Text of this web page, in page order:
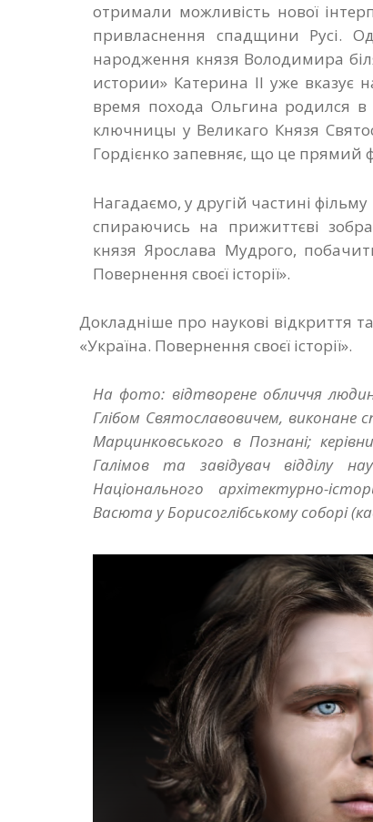
отримали можливість нової
привласнення спадщини Русі.
народження князя Володимира
истории» Катерина II уже вказує
время похода Ольгина родился
ключницы у Великаго Князя
Гордієнко запевняє, що це прямий
Нагадаємо, у другій частині
спираючись на прижиттєві
князя Ярослава Мудрого,
Повернення своєї історії».
Докладніше про наукові відкриття
«Україна. Повернення своєї історії».
На фото: відтворене обличчя
Глібом Святославовичем, виконане
Марцинковського в Познані;
Галімов та завідувач відділу
Національного архітектурно-
Васюта у Борисоглібському соборі